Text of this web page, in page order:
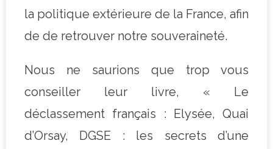
la politique extérieure de la France, afin
de de retrouver notre souveraineté.
Nous ne saurions que trop vous
conseiller leur livre, « Le
déclassement français : Elysée, Quai
d’Orsay, DGSE : les secrets d’une